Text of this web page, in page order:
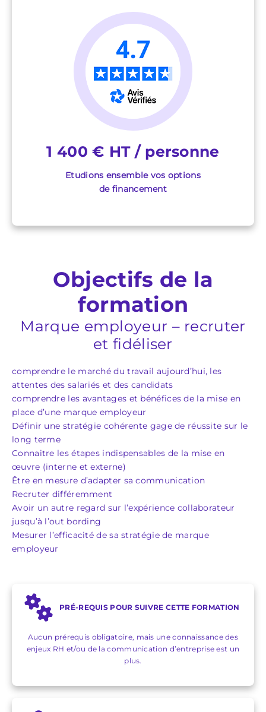
1 400 € HT / personne
Etudions ensemble vos options
de financement
Objectifs de la
formation
Marque employeur – recruter
et fidéliser
comprendre le marché du travail aujourd’hui, les
attentes des salariés et des candidats
comprendre les avantages et bénéfices de la mise en
place d’une marque employeur
Définir une stratégie cohérente gage de réussite sur le
long terme
Connaitre les étapes indispensables de la mise en
œuvre (interne et externe)
Être en mesure d’adapter sa communication
Recruter différemment
Avoir un autre regard sur l’expérience collaborateur
jusqu’à l’out bording
Mesurer l’efficacité de sa stratégie de marque
employeur
PRÉ-REQUIS POUR SUIVRE CETTE FORMATION
Aucun prérequis obligatoire, mais une connaissance des
enjeux RH et/ou de la communication d’entreprise est un
plus.